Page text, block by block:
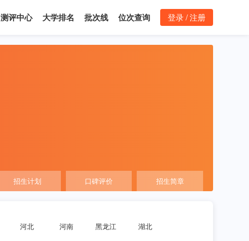
测评中心 大学排名 批次线 位次查询 登录 / 注册
招生计划 口碑评价 招生简章
河北 河南 黑龙江 湖北